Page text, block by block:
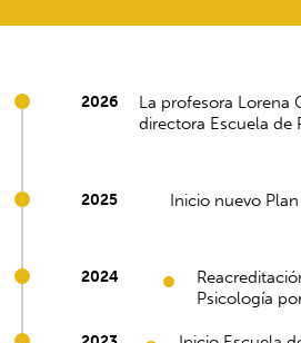
2026
La profesora Lorena
directora Escuela de
2025 Inicio nuevo
2024
Psicología